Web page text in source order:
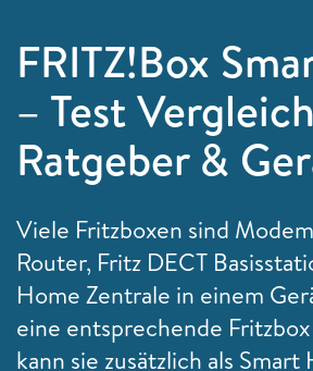
FRITZ!Box
– Test
Ratgeber &
Viele Fritzboxen sind
Router, Fritz DECT
Home Zentrale in einem
eine entsprechende Fritzbox
kann sie zusätzlich als